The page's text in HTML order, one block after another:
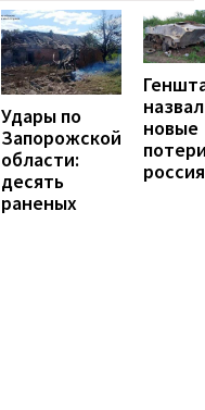
Удары по
Запорожской
области:
десять
раненых
назвал
новые